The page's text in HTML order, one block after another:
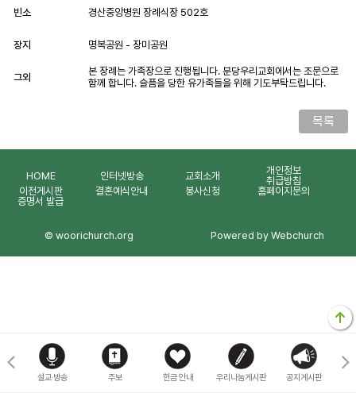
빈소 경산중앙병원 장례식장 502호
장지 명복공원 - 장미공원
그외
본 장례는 가족장으로 진행됩니다. 분당우리교회에서는 조문으로
함께 합니다. 슬픔을 당한 유가족들을 위해 기도부탁드립니다.
목록
HOME 인터넷방송 교회소개
개인정보
취급방침
이전게시판
결혼예식안내 봉사신청
홈페이지문의
증명서 발급
© woorichurch.org Powered by Webchurch
설교·방송 주보 헌금 안내 우리나눔게시판 공지게시판